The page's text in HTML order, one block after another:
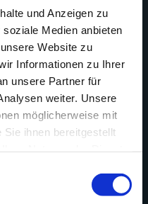
und Anzeigen zu
Medien anbieten
Website zu
Informationen zu Ihrer
unsere Partner für
weiter. Unsere
möglicherweise mit
ihnen bereitgestellt